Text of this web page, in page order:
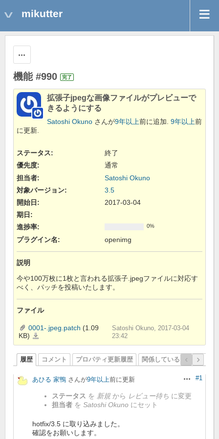
mikutter
機能 #990 完了
拡張子jpegな画像ファイルがプレビューで
きるようにする
Satoshi Okuno さんが9年以上前に追加. 9年以上前
に更新.
ステータス:
終了
優先度:
通常
担当者:
Satoshi Okuno
対象バージョン:
3.5
開始日:
2017-03-04
期日:
進捗率:
0%
プラグイン名: openimg
説明
今や100万枚に1枚と言われる拡張子.jpegファイルに対応す
べく、パッチを投稿いたします。
ファイル
0001-.jpeg.patch (1.09
KB)
Satoshi Okuno, 2017-03-04
23:42
履歴 コメント プロパティ更新履歴 関係しているリビジョン
操作#1
あひる 家鴨 さんが9年以上前に更新
ステータス を 新規 から レビュー待ち に変更
担当者 を Satoshi Okuno にセット
hotfix/3.5 に取り込みました。
確認をお願いします。